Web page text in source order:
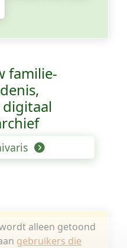
familie­
alleen getoond
gebruikers die